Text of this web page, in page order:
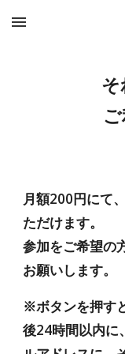
Skip to main content
月額200円にて
ただけます。
参加をご希望の
お願いします。
※ボタンを押す
後24時間以内に